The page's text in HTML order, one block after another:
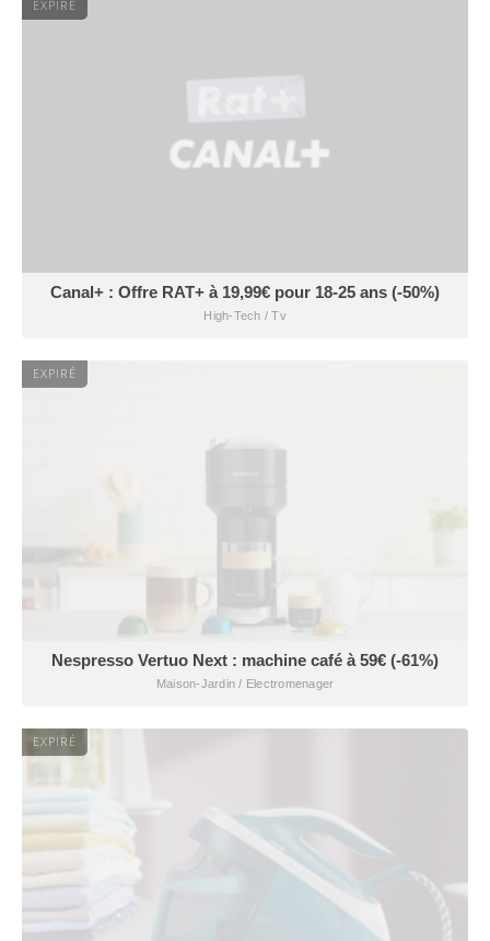
EXPIRÉ
Canal+ : Offre RAT+ à 19,99€ pour 18-25 ans (-50%)
High-Tech / Tv
EXPIRÉ
Nespresso Vertuo Next : machine café à 59€ (-61%)
Maison-Jardin / Electromenager
EXPIRÉ